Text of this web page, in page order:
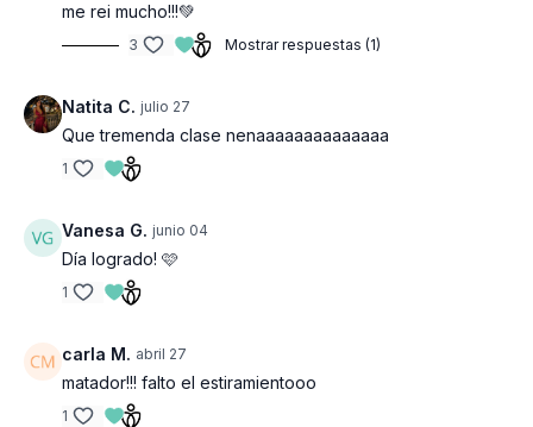
me rei mucho!!!💚
3 Mostrar respuestas (1)
Natita C. julio 27
Que tremenda clase nenaaaaaaaaaaaaaa
1
Vanesa G. junio 04
Día logrado! 🩷
1
carla M. abril 27
matador!!! falto el estiramientooo
1